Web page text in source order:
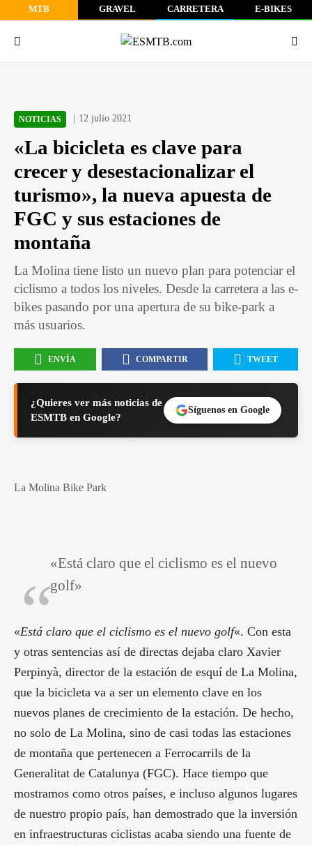
MTB GRAVEL CARRETERA E-BIKES
NOTICIAS 12 julio 2021
«La bicicleta es clave para
crecer y desestacionalizar el
turismo», la nueva apuesta de
FGC y sus estaciones de
montaña
La Molina tiene listo un nuevo plan para potenciar el
ciclismo a todos los niveles. Desde la carretera a las e-
bikes pasando por una apertura de su bike-park a
más usuarios.
ENVÍA COMPARTIR TWEET
¿Quieres ver más noticias de
ESMTB en Google?
Síguenos en Google
La Molina Bike Park
«Está claro que el ciclismo es el nuevo
golf»
«Está claro que el ciclismo es el nuevo golf«. Con esta
y otras sentencias así de directas dejaba claro Xavier
Perpinyà, director de la estación de esquí de La Molina,
que la bicicleta va a ser un elemento clave en los
nuevos planes de crecimiento de la estación. De hecho,
no solo de La Molina, sino de casi todas las estaciones
de montaña que pertenecen a Ferrocarrils de la
Generalitat de Catalunya (FGC). Hace tiempo que
mostramos como otros países, e incluso algunos lugares
de nuestro propio país, han demostrado que la inversión
en infraestructuras ciclistas acaba siendo una fuente de